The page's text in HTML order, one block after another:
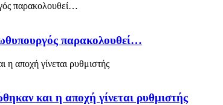
παρακολουθεί…
και η αποχή γίνεται ρυθμιστής